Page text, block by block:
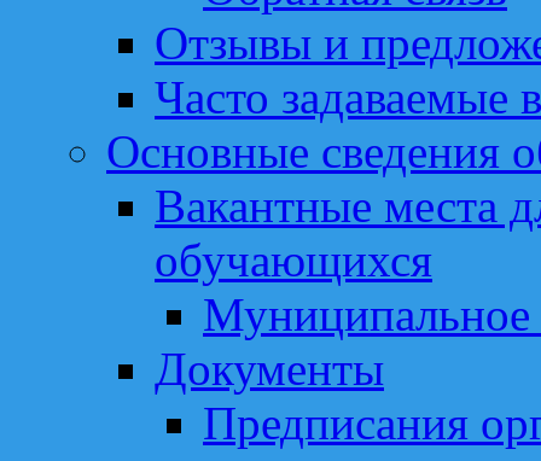
Отзывы и
Часто задаваемые
Основные сведения
Вакантные места
обучающихся
Муниципальное
Документы
Предписания